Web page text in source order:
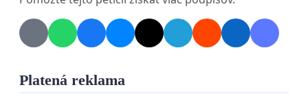
Platená reklama